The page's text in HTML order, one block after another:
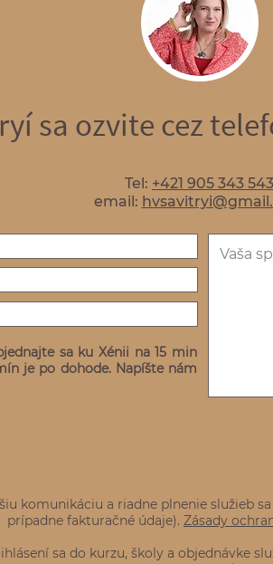
sa ozvite cez
Tel: +421 905 343 543
email:
sa ku Xénii na 15 min
je po dohode. Napíšte nám
komunikáciu a riadne plnenie služieb
prípadne fakturačné údaje). Zásady
sa do kurzu, školy a objednávke